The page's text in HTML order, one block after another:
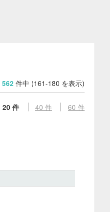
562 件中 (161-180 を表示)
20 件 40 件 60 件